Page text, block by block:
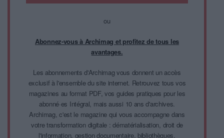
ou
Abonnez-vous à Archimag et profitez de tous les
avantages.
Les abonnements d'Archimag vous donnent un accès
exclusif à l'ensemble du site internet. Retrouvez tous vos
magazines au format PDF, vos guides pratiques pour les
abonné·es Intégral, mais aussi 10 ans d'archives.
Archimag, c'est le magazine qui vous accompagne dans
votre transformation digitale : dématérialisation, droit de
l'information, gestion documentaire, bibliothèques,